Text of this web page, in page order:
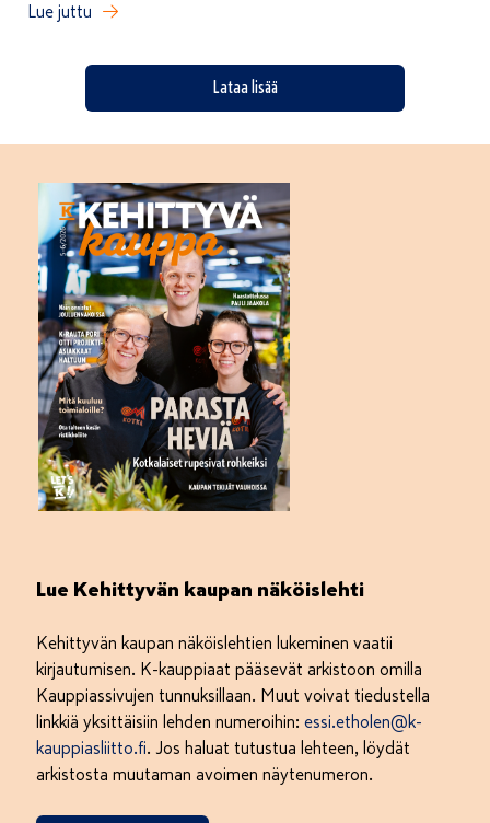
Lue juttu
Lataa lisää
Lue Kehittyvän kaupan näköislehti
Kehittyvän kaupan näköislehtien lukeminen vaatii
kirjautumisen. K-kauppiaat pääsevät arkistoon omilla
Kauppiassivujen tunnuksillaan. Muut voivat tiedustella
linkkiä yksittäisiin lehden numeroihin: essi.etholen@k-
kauppiasliitto.fi. Jos haluat tutustua lehteen, löydät
arkistosta muutaman avoimen näytenumeron.